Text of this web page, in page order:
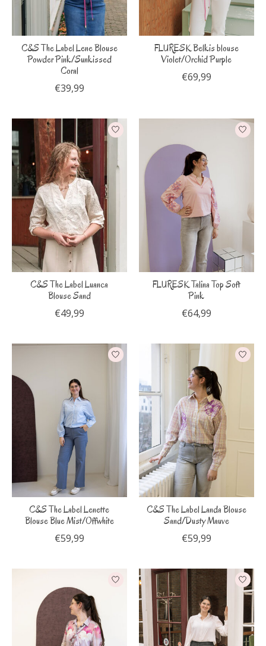
C&S The Label Lene Blouse
Powder Pink/Sunkissed
Coral
€39,99
FLURESK Belkis blouse
Violet/Orchid Purple
€69,99
C&S The Label Luanca
Blouse Sand
€49,99
FLURESK Talina Top Soft
Pink
€64,99
C&S The Label Lenette
Blouse Blue Mist/Offwhite
€59,99
C&S The Label Landa Blouse
Sand/Dusty Mauve
€59,99